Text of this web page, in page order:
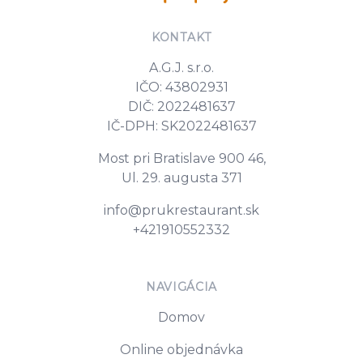
KONTAKT
A.G.J. s.r.o.
IČO: 43802931
DIČ: 2022481637
IČ-DPH: SK2022481637
Most pri Bratislave 900 46,
Ul. 29. augusta 371
info@prukrestaurant.sk
+421910552332
NAVIGÁCIA
Domov
Online objednávka